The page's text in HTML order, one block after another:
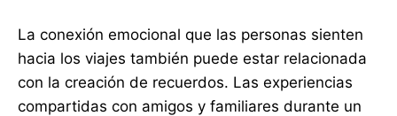
La conexión emocional que las personas sienten
hacia los viajes también puede estar relacionada
con la creación de recuerdos. Las experiencias
compartidas con amigos y familiares durante un